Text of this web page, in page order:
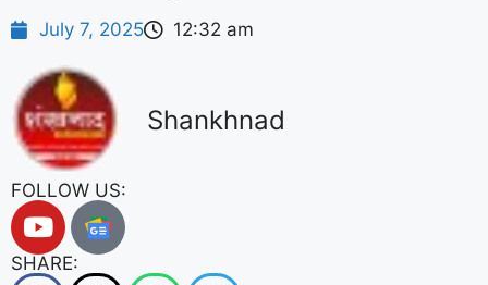
July 7, 2025 12:32 am
Shankhnad
FOLLOW US:
SHARE: